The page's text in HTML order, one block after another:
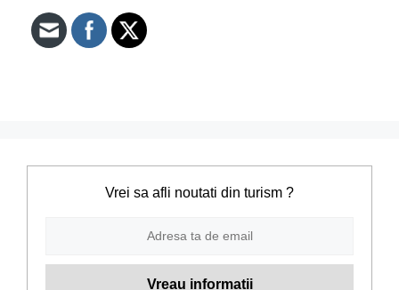
Vrei sa afli noutati din turism ?